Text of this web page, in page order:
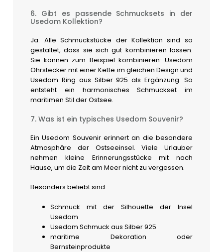
6. Gibt es passende Schmucksets in der
Usedom Kollektion?
Ja. Alle Schmuckstücke der Kollektion sind so
gestaltet, dass sie sich gut kombinieren lassen.
Sie können zum Beispiel kombinieren: Usedom
Ohrstecker mit einer Kette im gleichen Design und
Usedom Ring aus Silber 925 als Ergänzung. So
entsteht ein harmonisches Schmuckset im
maritimen Stil der Ostsee.
7. Was ist ein typisches Usedom Souvenir?
Ein Usedom Souvenir erinnert an die besondere
Atmosphäre der Ostseeinsel. Viele Urlauber
nehmen kleine Erinnerungsstücke mit nach
Hause, um die Zeit am Meer nicht zu vergessen.
Besonders beliebt sind:
Schmuck mit der Silhouette der Insel
Usedom
Usedom Schmuck aus Silber 925
maritime Dekoration oder
Bernsteinprodukte